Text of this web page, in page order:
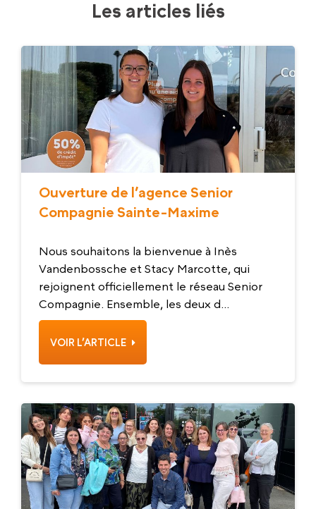
Les articles liés
Ouverture de l’agence Senior
Compagnie Sainte-Maxime
Nous souhaitons la bienvenue à Inès
Vandenbossche et Stacy Marcotte, qui
rejoignent officiellement le réseau Senior
Compagnie. Ensemble, les deux d...
VOIR L’ARTICLE